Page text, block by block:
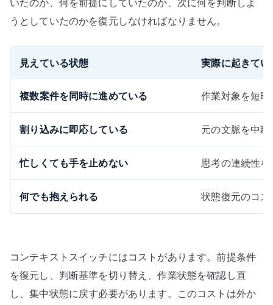
うとしていたのかを復元しなければなりません。
見えている状態 実際に起きてい
複数案件を同時に進めている 作業対象を短
割り込みに即応している 元の文脈を中
忙しくても手を止めない 思考の連続性
何でも抱えられる 状態復元のコ
コンテキストスイッチにはコストがあります。前提条件
を復元し、判断基準を切り替え、作業状態を確認し直
し、集中状態に戻す必要があります。このコストは外か